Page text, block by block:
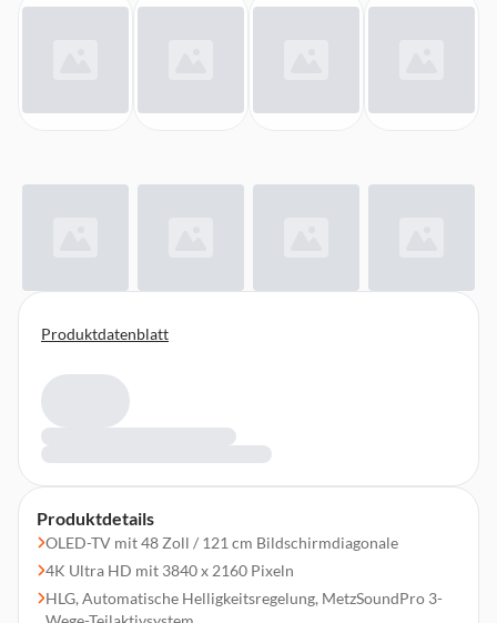
Produktdetails
OLED-TV mit 48 Zoll / 121 cm Bildschirmdiagonale
4K Ultra HD mit 3840 x 2160 Pixeln
HLG, Automatische Helligkeitsregelung, MetzSoundPro 3-
Produktdatenblatt